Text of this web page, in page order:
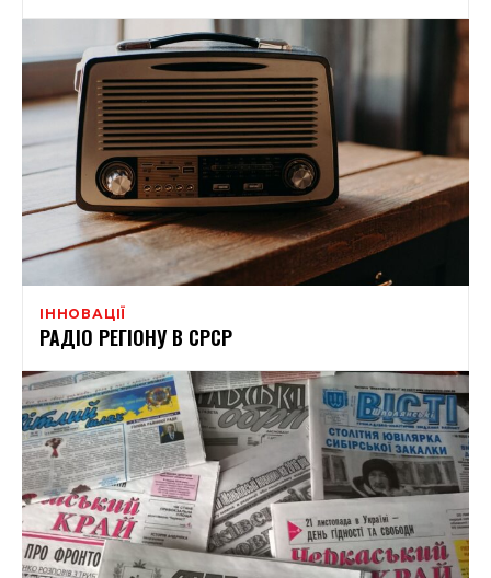
ІННОВАЦІЇ
РАДІО РЕГІОНУ В СРСР